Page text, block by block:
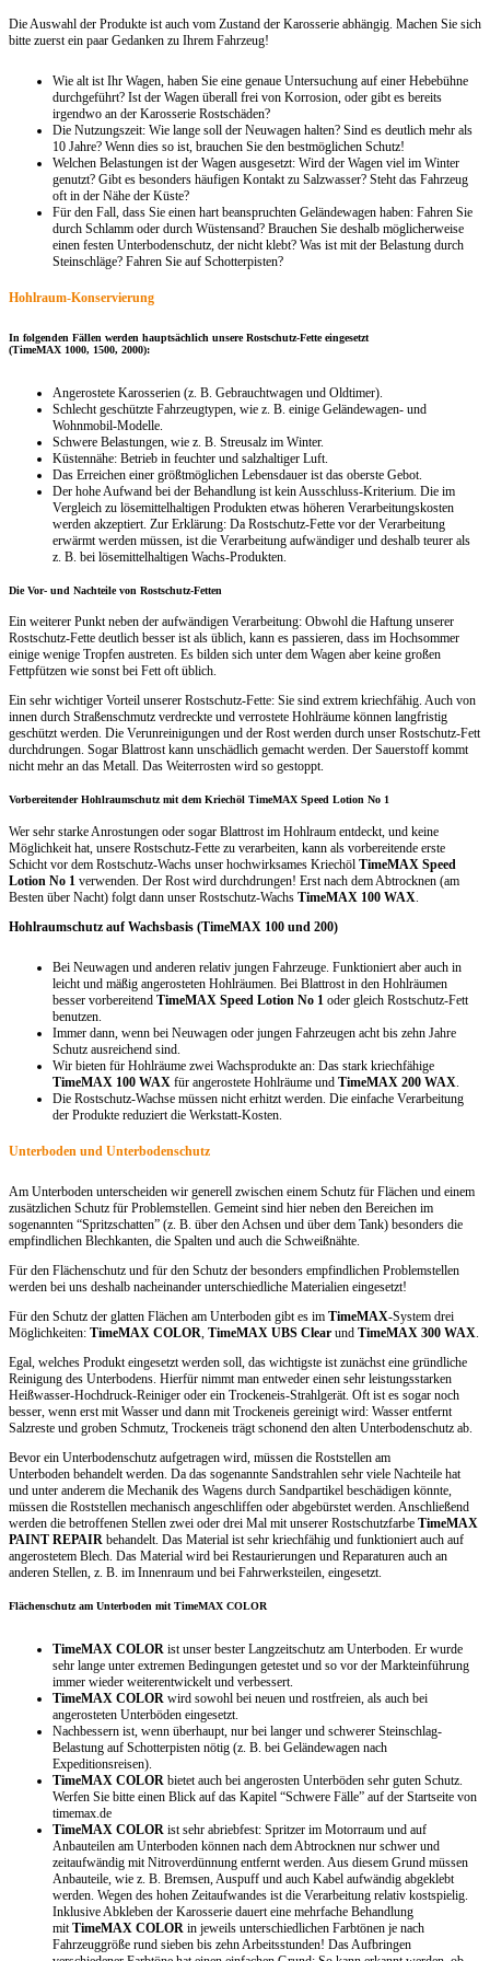
Die Auswahl der Produkte ist auch vom Zustand der Karosserie abhängig. Machen Sie sich
bitte zuerst ein paar Gedanken zu Ihrem Fahrzeug!
Wie alt ist Ihr Wagen, haben Sie eine genaue Untersuchung auf einer Hebebühne
durchgeführt? Ist der Wagen überall frei von Korrosion, oder gibt es bereits
irgendwo an der Karosserie Rostschäden?
Die Nutzungszeit: Wie lange soll der Neuwagen halten? Sind es deutlich mehr als
10 Jahre? Wenn dies so ist, brauchen Sie den bestmöglichen Schutz!
Welchen Belastungen ist der Wagen ausgesetzt: Wird der Wagen viel im Winter
genutzt? Gibt es besonders häufigen Kontakt zu Salzwasser? Steht das Fahrzeug
oft in der Nähe der Küste?
Für den Fall, dass Sie einen hart beanspruchten Geländewagen haben: Fahren Sie
durch Schlamm oder durch Wüstensand? Brauchen Sie deshalb möglicherweise
einen festen Unterbodenschutz, der nicht klebt? Was ist mit der Belastung durch
Steinschläge? Fahren Sie auf Schotterpisten?
Hohlraum-Konservierung
In folgenden Fällen werden hauptsächlich unsere Rostschutz-Fette eingesetzt
(TimeMAX 1000, 1500, 2000):
Angerostete Karosserien (z. B. Gebrauchtwagen und Oldtimer).
Schlecht geschützte Fahrzeugtypen, wie z. B. einige Geländewagen- und
Wohnmobil-Modelle.
Schwere Belastungen, wie z. B. Streusalz im Winter.
Küstennähe: Betrieb in feuchter und salzhaltiger Luft.
Das Erreichen einer größtmöglichen Lebensdauer ist das oberste Gebot.
Der hohe Aufwand bei der Behandlung ist kein Ausschluss-Kriterium. Die im
Vergleich zu lösemittelhaltigen Produkten etwas höheren Verarbeitungskosten
werden akzeptiert. Zur Erklärung: Da Rostschutz-Fette vor der Verarbeitung
erwärmt werden müssen, ist die Verarbeitung aufwändiger und deshalb teurer als
z. B. bei lösemittelhaltigen Wachs-Produkten.
Die Vor- und Nachteile von Rostschutz-Fetten
Ein weiterer Punkt neben der aufwändigen Verarbeitung: Obwohl die Haftung unserer
Rostschutz-Fette deutlich besser ist als üblich, kann es passieren, dass im Hochsommer
einige wenige Tropfen austreten. Es bilden sich unter dem Wagen aber keine großen
Fettpfützen wie sonst bei Fett oft üblich.
Ein sehr wichtiger Vorteil unserer Rostschutz-Fette: Sie sind extrem kriechfähig. Auch von
innen durch Straßenschmutz verdreckte und verrostete Hohlräume können langfristig
geschützt werden. Die Verunreinigungen und der Rost werden durch unser Rostschutz-Fett
durchdrungen. Sogar Blattrost kann unschädlich gemacht werden. Der Sauerstoff kommt
nicht mehr an das Metall. Das Weiterrosten wird so gestoppt.
Vorbereitender Hohlraumschutz mit dem Kriechöl TimeMAX Speed Lotion No 1
Wer sehr starke Anrostungen oder sogar Blattrost im Hohlraum entdeckt, und keine
Möglichkeit hat, unsere Rostschutz-Fette zu verarbeiten, kann als vorbereitende erste
Schicht vor dem Rostschutz-Wachs unser hochwirksames Kriechöl TimeMAX Speed
Lotion No 1 verwenden. Der Rost wird durchdrungen! Erst nach dem Abtrocknen (am
Besten über Nacht) folgt dann unser Rostschutz-Wachs TimeMAX 100 WAX
Hohlraumschutz auf Wachsbasis (TimeMAX 100 und 200)
Bei Neuwagen und anderen relativ jungen Fahrzeuge. Funktioniert aber auch in
leicht und mäßig angerosteten Hohlräumen. Bei Blattrost in den Hohlräumen
besser vorbereitend TimeMAX Speed Lotion No 1 oder gleich Rostschutz-Fett
benutzen.
Immer dann, wenn bei Neuwagen oder jungen Fahrzeugen acht bis zehn Jahre
Schutz ausreichend sind.
Wir bieten für Hohlräume zwei Wachsprodukte an: Das stark kriechfähige
TimeMAX 100 WAX für angerostete Hohlräume und TimeMAX 200 WAX
Die Rostschutz-Wachse müssen nicht erhitzt werden. Die einfache Verarbeitung
der Produkte reduziert die Werkstatt-Kosten.
Unterboden und Unterbodenschutz
Am Unterboden unterscheiden wir generell zwischen einem Schutz für Flächen und einem
zusätzlichen Schutz für Problemstellen. Gemeint sind hier neben den Bereichen im
sogenannten “Spritzschatten” (z. B. über den Achsen und über dem Tank) besonders die
empfindlichen Blechkanten, die Spalten und auch die Schweißnähte.
Für den Flächenschutz und für den Schutz der besonders empfindlichen Problemstellen
werden bei uns deshalb nacheinander unterschiedliche Materialien eingesetzt!
Für den Schutz der glatten Flächen am Unterboden gibt es im TimeMAX-System drei
Möglichkeiten: TimeMAX COLOR, TimeMAX UBS Clear und TimeMAX 300 WAX.
Egal, welches Produkt eingesetzt werden soll, das wichtigste ist zunächst eine gründliche
Reinigung des Unterbodens. Hierfür nimmt man entweder einen sehr leistungsstarken
Heißwasser-Hochdruck-Reiniger oder ein Trockeneis-Strahlgerät. Oft ist es sogar noch
besser, wenn erst mit Wasser und dann mit Trockeneis gereinigt wird: Wasser entfernt
Salzreste und groben Schmutz, Trockeneis trägt schonend den alten Unterbodenschutz ab.
Bevor ein Unterbodenschutz aufgetragen wird, müssen die Roststellen am
Unterboden behandelt werden. Da das sogenannte Sandstrahlen sehr viele Nachteile hat
und unter anderem die Mechanik des Wagens durch Sandpartikel beschädigen könnte,
müssen die Roststellen mechanisch angeschliffen oder abgebürstet werden. Anschließend
werden die betroffenen Stellen zwei oder drei Mal mit unserer Rostschutzfarbe TimeMAX
PAINT REPAIR behandelt. Das Material ist sehr kriechfähig und funktioniert auch auf
angerostetem Blech. Das Material wird bei Restaurierungen und Reparaturen auch an
anderen Stellen, z. B. im Innenraum und bei Fahrwerksteilen, eingesetzt.
Flächenschutz am Unterboden mit TimeMAX COLOR
TimeMAX COLOR ist unser bester Langzeitschutz am Unterboden. Er wurde
sehr lange unter extremen Bedingungen getestet und so vor der Markteinführung
immer wieder weiterentwickelt und verbessert.
TimeMAX COLOR wird sowohl bei neuen und rostfreien, als auch bei
angerosteten Unterböden eingesetzt.
Nachbessern ist, wenn überhaupt, nur bei langer und schwerer Steinschlag-
Belastung auf Schotterpisten nötig (z. B. bei Geländewagen nach
Expeditionsreisen).
TimeMAX COLOR bietet auch bei angerosten Unterböden sehr guten Schutz.
Werfen Sie bitte einen Blick auf das Kapitel “Schwere Fälle” auf der Startseite von
timemax.de
TimeMAX COLOR ist sehr abriebfest: Spritzer im Motorraum und auf
Anbauteilen am Unterboden können nach dem Abtrocknen nur schwer und
zeitaufwändig mit Nitroverdünnung entfernt werden. Aus diesem Grund müssen
Anbauteile, wie z. B. Bremsen, Auspuff und auch Kabel aufwändig abgeklebt
werden. Wegen des hohen Zeitaufwandes ist die Verarbeitung relativ kostspielig.
Inklusive Abkleben der Karosserie dauert eine mehrfache Behandlung
mit TimeMAX COLOR in jeweils unterschiedlichen Farbtönen je nach
Fahrzeuggröße rund sieben bis zehn Arbeitsstunden! Das Aufbringen